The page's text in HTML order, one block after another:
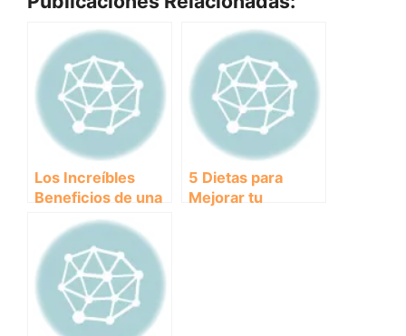
Los Increíbles
Beneficios de una
Alimentación
Adecuada para tu
Salud
5 Dietas para
Mejorar tu